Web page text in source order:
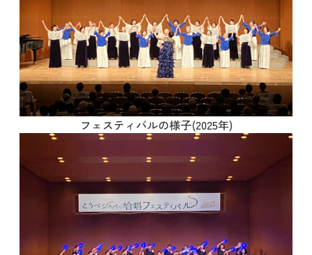
フェスティバルの様子(2025年)